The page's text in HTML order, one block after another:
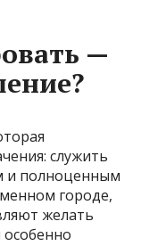
—
служить
и полноценным
городе,
желать